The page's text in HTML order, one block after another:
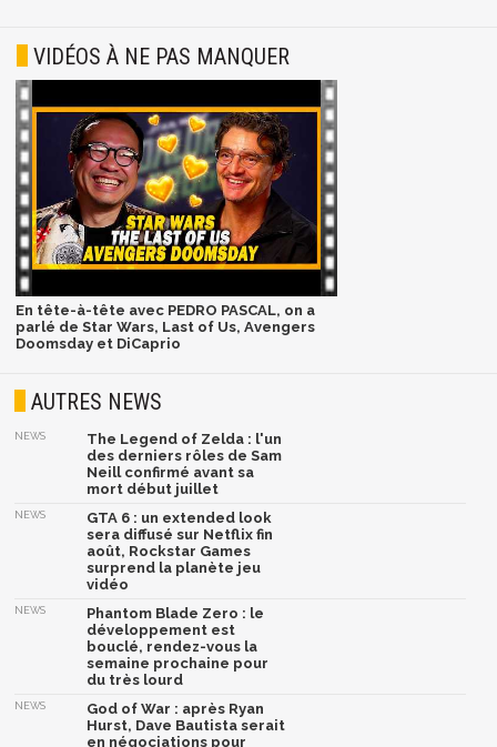
VIDÉOS À NE PAS MANQUER
En tête-à-tête avec PEDRO PASCAL, on a
parlé de Star Wars, Last of Us, Avengers
Doomsday et DiCaprio
AUTRES NEWS
NEWS
The Legend of Zelda : l'un
des derniers rôles de Sam
Neill confirmé avant sa
mort début juillet
NEWS
GTA 6 : un extended look
sera diffusé sur Netflix fin
août, Rockstar Games
surprend la planète jeu
vidéo
NEWS
Phantom Blade Zero : le
développement est
bouclé, rendez-vous la
semaine prochaine pour
du très lourd
NEWS
God of War : après Ryan
Hurst, Dave Bautista serait
en négociations pour